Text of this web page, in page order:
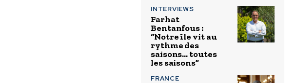
INTERVIEWS
Farhat
Bentanfous :
“Notre île vit au
rythme des
saisons… toutes
les saisons”
FRANCE